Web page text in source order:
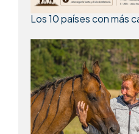
Los 10 países con más